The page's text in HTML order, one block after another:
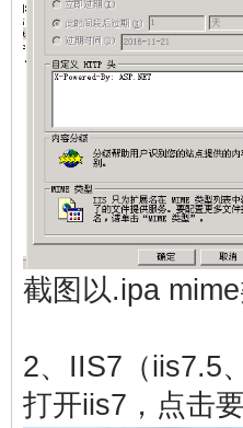
截图以.ipa mime
2、IIS7（iis7.5
打开iis7，点击